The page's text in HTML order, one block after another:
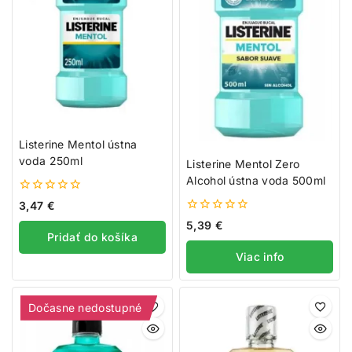
Listerine Mentol ústna
voda 250ml
0
z
5
3,47 €
Pridať do košíka
Listerine Mentol Zero
Alcohol ústna voda 500ml
0
5
5,39 €
Viac info
Dočasne nedostupné